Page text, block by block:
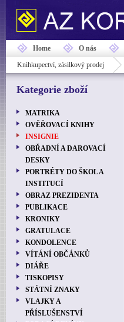
Home O nás
Knihkupectví, zásilkový prodej
Kategorie zboží
MATRIKA
OVĚŘOVACÍ KNIHY
INSIGNIE
OBŘADNÍ A DAROVACÍ
DESKY
PORTRÉTY DO ŠKOL A
INSTITUCÍ
OBRAZ PREZIDENTA
PUBLIKACE
KRONIKY
GRATULACE
KONDOLENCE
VÍTÁNÍ OBČÁNKŮ
DIÁŘE
TISKOPISY
STÁTNÍ ZNAKY
VLAJKY A
PŘÍSLUŠENSTVÍ